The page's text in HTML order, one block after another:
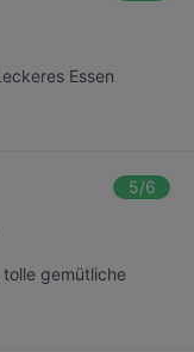
Essen
5/6
tolle gemütliche